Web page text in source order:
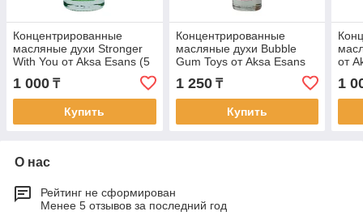
Концентрированные
масляные духи Stronger
With You от Aksa Esans (5
1 000 ₸
Купить
Концентрированные
масляные духи Bubble
Gum Toys от Aksa Esans
1 250₸
Купить
от
1
О нас
Рейтинг не сформирован
Менее 5 отзывов за последний год